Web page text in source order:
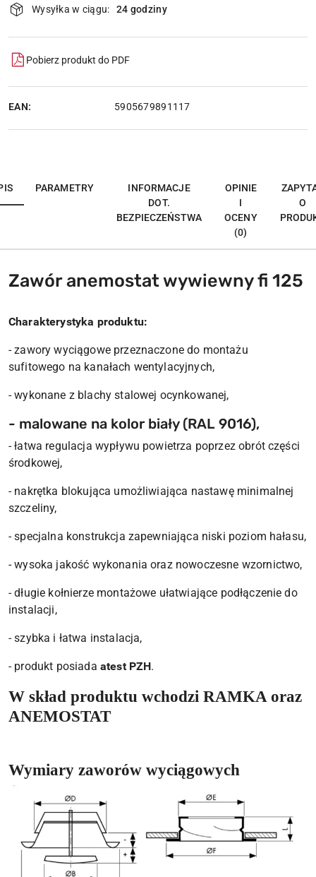
i
dostawa
Wysyłka w ciągu: 24 godziny
Pobierz produkt do PDF
EAN: 5905679891117
PARAMETRY
INFORMACJE
DOT.
BEZPIECZEŃSTWA
OPINIE
I
OCENY
(0)
O
Zawór anemostat wywiewny fi 125
Charakterystyka produktu:
- zawory wyciągowe przeznaczone do montażu
sufitowego na kanałach wentylacyjnych,
- wykonane z blachy stalowej ocynkowanej,
- malowane na kolor biały (RAL 9016),
- łatwa regulacja wypływu powietrza poprzez obrót części
środkowej,
- nakrętka blokująca umożliwiająca nastawę minimalnej
szczeliny,
- specjalna konstrukcja zapewniająca niski poziom hałasu,
- wysoka jakość wykonania oraz nowoczesne wzornictwo,
- długie kołnierze montażowe ułatwiające podłączenie do
instalacji,
- szybka i łatwa instalacja,
- produkt posiada atest PZH.
W skład produktu wchodzi RAMKA oraz
ANEMOSTAT
Wymiary zaworów wyciągowych